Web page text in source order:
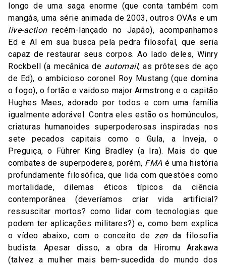
longo de uma saga enorme (que conta também com
mangás, uma série animada de 2003, outros OVAs e um
live-actionrecém-lançado no Japão), acompanhamos
Ed e Al em sua busca pela pedra filosofal, que seria
capaz de restaurar seus corpos. Ao lado deles, Winry
Rockbell (a mecânica de automail, as próteses de aço
de Ed), o ambicioso coronel Roy Mustang (que domina
o fogo), o fortão e vaidoso major Armstrong e o capitão
Hughes Maes, adorado por todos e com uma família
igualmente adorável. Contra eles estão os homúnculos,
criaturas humanoides superpoderosas inspiradas nos
sete pecados capitais como o Gula, a Inveja, o
Preguiça, o Führer King Bradley (a Ira). Mais do que
combates de superpoderes, porém, FMAé uma história
profundamente filosófica, que lida com questões como
mortalidade, dilemas éticos típicos da ciência
contemporânea (deveríamos criar vida artificial?
ressuscitar mortos? como lidar com tecnologias que
podem ter aplicações militares?) e, como bem explica
o vídeo abaixo, com o conceito dezenda filosofia
budista. Apesar disso, a obra da Hiromu Arakawa
(talvez a mulher mais bem-sucedida do mundo dos